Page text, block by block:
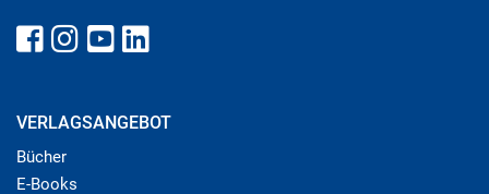
VERLAGSANGEBOT
Bücher
E-Books